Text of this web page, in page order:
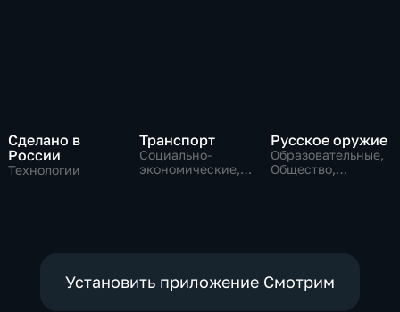
Сделано в
России
Технологии
Транспорт
Социально-
экономические,
Русское оружие
Образовательные,
Общество,
Установить приложение Смотрим